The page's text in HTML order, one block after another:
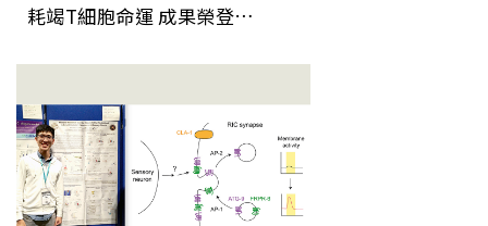
耗竭T細胞命運 成果榮登